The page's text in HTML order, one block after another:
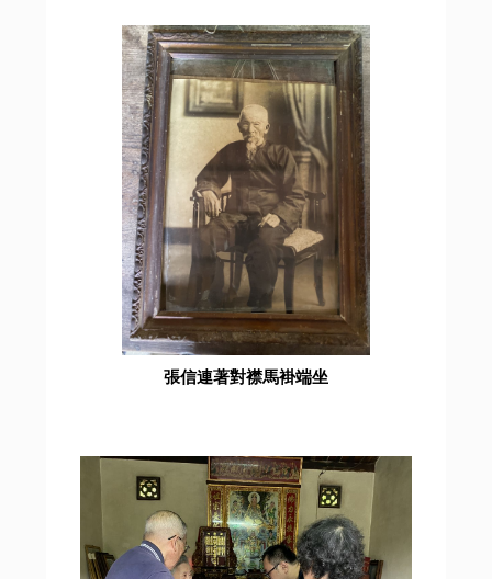
張信連著對襟馬褂端坐